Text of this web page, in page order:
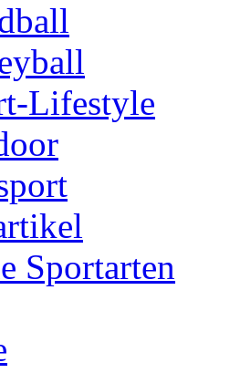
Lifestyle
Sportarten